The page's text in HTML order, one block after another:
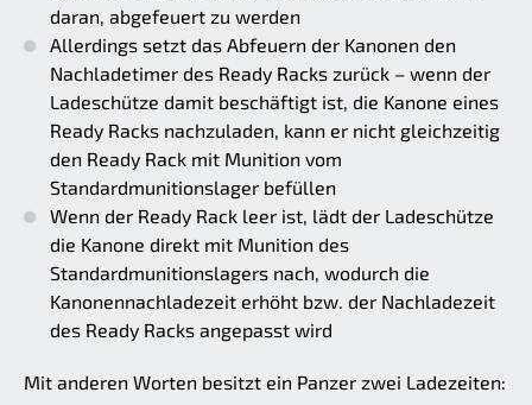
daran, abgefeuert zu werden
Allerdings setzt das Abfeuern der Kanonen den
Nachladetimer des Ready Racks zurück – wenn der
Ladeschütze damit beschäftigt ist, die Kanone eines
Ready Racks nachzuladen, kann er nicht gleichzeitig
den Ready Rack mit Munition vom
Standardmunitionslager befüllen
Wenn der Ready Rack leer ist, lädt der Ladeschütze
die Kanone direkt mit Munition des
Standardmunitionslagers nach, wodurch die
Kanonennachladezeit erhöht bzw. der Nachladezeit
des Ready Racks angepasst wird
Mit anderen Worten besitzt ein Panzer zwei Ladezeiten: